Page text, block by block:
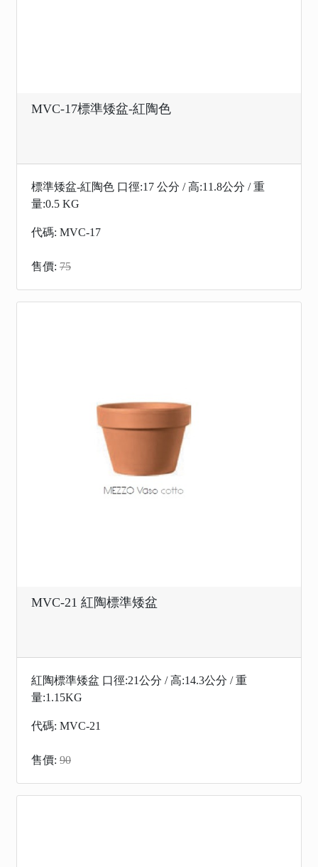
MVC-17標準矮盆-紅陶色
標準矮盆-紅陶色 口徑:17 公分 / 高:11.8公分 / 重
量:0.5 KG
代碼: MVC-17
售價: 75
MVC-21 紅陶標準矮盆
紅陶標準矮盆 口徑:21公分 / 高:14.3公分 / 重
量:1.15KG
代碼: MVC-21
售價: 90